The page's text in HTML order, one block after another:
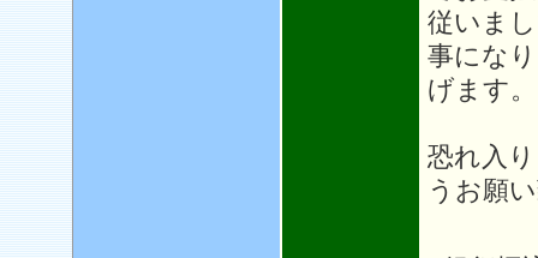
従いま
事にな
げます。
恐れ入
うお願